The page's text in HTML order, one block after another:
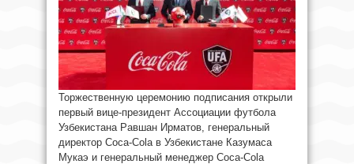
Торжественную церемонию подписания открыли
первый вице-президент Ассоциации футбола
Узбекистана Равшан Ирматов, генеральный
директор Coca-Cola в Узбекистане Казумаса
Мукаэ и генеральный менеджер Coca-Cola